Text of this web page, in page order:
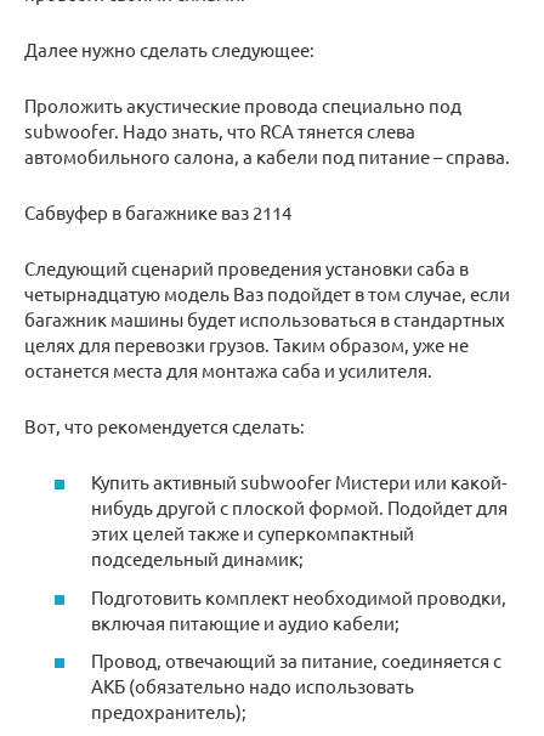
Далее нужно сделать следующее:
Проложить акустические провода специально под
subwoofer. Надо знать, что RCA тянется слева
автомобильного салона, а кабели под питание – справа.
Сабвуфер в багажнике ваз 2114
Следующий сценарий проведения установки саба в
четырнадцатую модель Ваз подойдет в том случае, если
багажник машины будет использоваться в стандартных
целях для перевозки грузов. Таким образом, уже не
останется места для монтажа саба и усилителя.
Вот, что рекомендуется сделать:
Купить активный subwoofer Мистери или какой-
нибудь другой с плоской формой. Подойдет для
этих целей также и суперкомпактный
подседельный динамик;
Подготовить комплект необходимой проводки,
включая питающие и аудио кабели;
Провод, отвечающий за питание, соединяется с
АКБ (обязательно надо использовать
предохранитель);